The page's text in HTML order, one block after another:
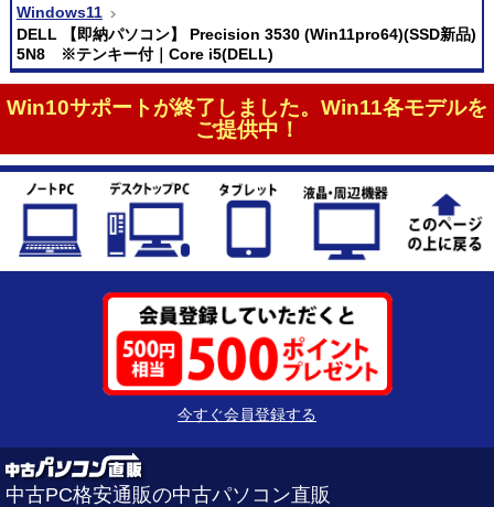
Windows11
DELL 【即納パソコン】 Precision 3530 (Win11pro64)(SSD新品)
5N8 ※テンキー付｜Core i5(DELL)
Win10サポートが終了しました。Win11各モデルを
ご提供中！
今すぐ会員登録する
中古PC格安通販の中古パソコン直販